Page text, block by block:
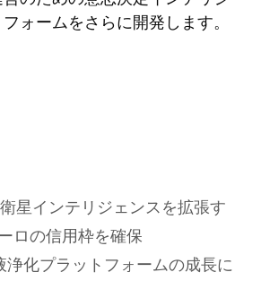
ォームをさらに開発します。
星インテリジェンスを拡張す
ロの信用枠を確保
浄化プラットフォームの成長に